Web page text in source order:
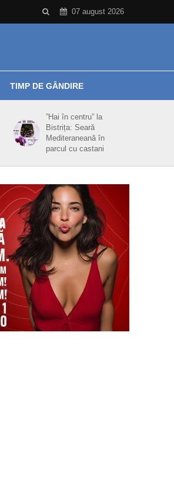
07 august 2026
TIMP DE GÂNDIRE
”Hai în centru” la
Bistrița: Seară
Mediteraneană în
parcul cu castani